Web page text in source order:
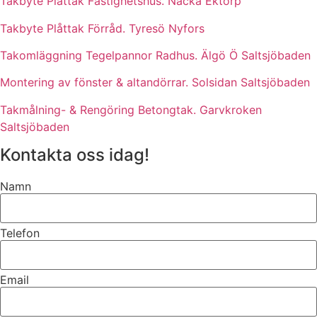
Takbyte Plåttak Förråd. Tyresö Nyfors
Takomläggning Tegelpannor Radhus. Älgö Ö Saltsjöbaden
Montering av fönster & altandörrar. Solsidan Saltsjöbaden
Takmålning- & Rengöring Betongtak. Garvkroken
Saltsjöbaden
Kontakta oss idag!
Namn
Telefon
Email